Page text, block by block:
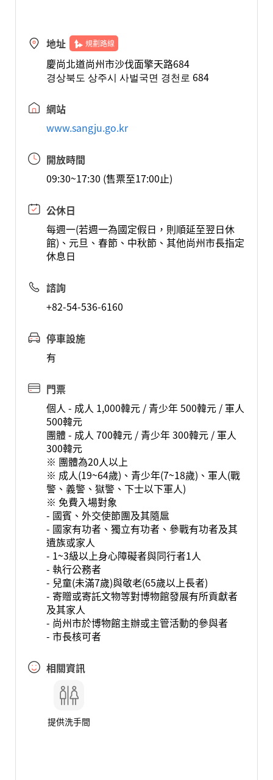
地址 規劃路線
慶尚北道尚州市沙伐面擎天路684
경상북도 상주시 사벌국면 경천로 684
網站
www.sangju.go.kr
開放時間
09:30~17:30 (售票至17:00止)
公休日
每週一(若週一為國定假日，則順延至翌日休
館)、元旦、春節、中秋節、其他尚州市長指定
休息日
諮詢
+82-54-536-6160
停車設施
有
門票
個人 - 成人 1,000韓元 / 青少年 500韓元 / 軍人
500韓元
團體 - 成人 700韓元 / 青少年 300韓元 / 軍人
300韓元
※ 團體為20人以上
※ 成人(19~64歲)、青少年(7~18歲)、軍人(戰
警、義警、獄警、下士以下軍人)
※ 免費入場對象
- 國賓、外交使節團及其隨扈
- 國家有功者、獨立有功者、參戰有功者及其
遺族或家人
- 1~3級以上身心障礙者與同行者1人
- 執行公務者
- 兒童(未滿7歲)與敬老(65歲以上長者)
- 寄贈或寄託文物等對博物館發展有所貢獻者
及其家人
- 尚州市於博物館主辦或主管活動的參與者
- 市長核可者
相關資訊
提供洗手間